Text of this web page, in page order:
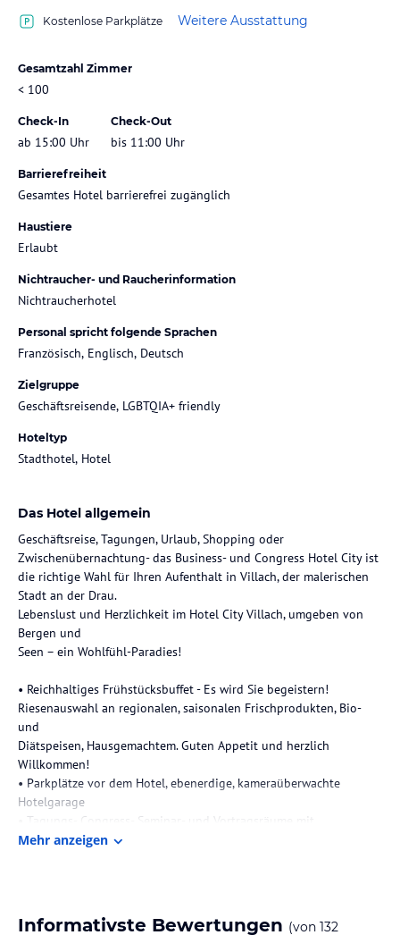
Kostenlose Parkplätze Weitere Ausstattung
Gesamtzahl Zimmer
< 100
Check-In
ab 15:00 Uhr
Check-Out
bis 11:00 Uhr
Barrierefreiheit
Gesamtes Hotel barrierefrei zugänglich
Haustiere
Erlaubt
Nichtraucher- und Raucherinformation
Nichtraucherhotel
Personal spricht folgende Sprachen
Französisch, Englisch, Deutsch
Zielgruppe
Geschäftsreisende, LGBTQIA+ friendly
Hoteltyp
Stadthotel, Hotel
Das Hotel allgemein
Geschäftsreise, Tagungen, Urlaub, Shopping oder
Zwischenübernachtung- das Business- und Congress Hotel City ist
die richtige Wahl für Ihren Aufenthalt in Villach, der malerischen
Stadt an der Drau.
Lebenslust und Herzlichkeit im Hotel City Villach, umgeben von
Bergen und
Seen – ein Wohlfühl-Paradies!
• Reichhaltiges Frühstücksbuffet - Es wird Sie begeistern!
Riesenauswahl an regionalen, saisonalen Frischprodukten, Bio-
und
Diätspeisen, Hausgemachtem. Guten Appetit und herzlich
Willkommen!
• Parkplätze vor dem Hotel, ebenerdige, kameraüberwachte
Hotelgarage
• Tagungs- Congress- Seminar- und Vortragsräume mit
technischem
Mehr anzeigen
Informativste Bewertungen (von 132